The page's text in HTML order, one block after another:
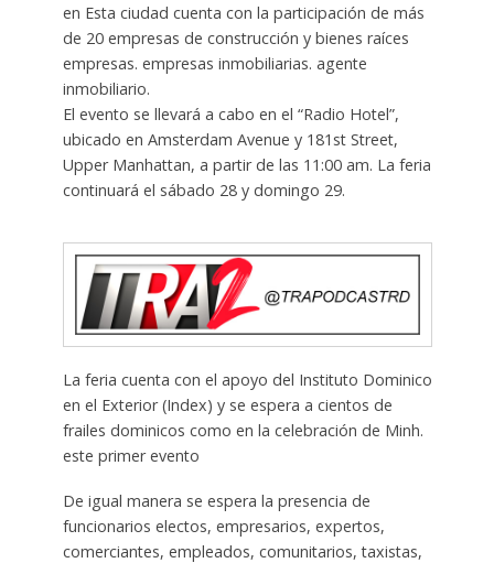
en Esta ciudad cuenta con la participación de más
de 20 empresas de construcción y bienes raíces
empresas. empresas inmobiliarias. agente
inmobiliario.
El evento se llevará a cabo en el “Radio Hotel”,
ubicado en Amsterdam Avenue y 181st Street,
Upper Manhattan, a partir de las 11:00 am. La feria
continuará el sábado 28 y domingo 29.
La feria cuenta con el apoyo del Instituto Dominico
en el Exterior (Index) y se espera a cientos de
frailes dominicos como en la celebración de Minh.
este primer evento
De igual manera se espera la presencia de
funcionarios electos, empresarios, expertos,
comerciantes, empleados, comunitarios, taxistas,